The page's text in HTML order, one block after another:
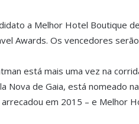
a Melhor Hotel Boutique
Awards. Os vencedores
está mais uma vez na
Nova de Gaia, está nomeado
em 2015 – e Melhor